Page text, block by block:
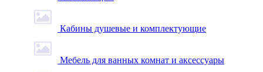
Кабины душевые и комплектующие
Мебель для ванных комнат и аксессуары